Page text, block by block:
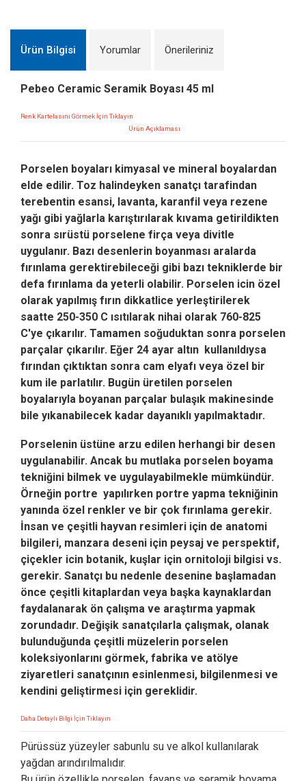
Ürün Bilgisi Yorumlar Önerileriniz
Pebeo Ceramic Seramik Boyası 45 ml
Renk Kartelasını Görmek İçin Tıklayın
Ürün Açıklaması
Porselen boyaları kimyasal ve mineral boyalardan
elde edilir. Toz halindeyken sanatçı tarafindan
terebentin esansi, lavanta, karanfil veya rezene
yağı gibi yağlarla karıştırılarak kıvama getirildikten
sonra sırüstü porselene firça veya divitle
uygulanır. Bazı desenlerin boyanması aralarda
fırınlama gerektirebileceği gibi bazı tekniklerde bir
defa fırınlama da yeterli olabilir. Porselen icin özel
olarak yapılmış fırın dikkatlice yerleştirilerek
saatte 250-350 C ısıtılarak nihai olarak 760-825
C'ye çıkarılır. Tamamen soğuduktan sonra porselen
parçalar çıkarılır. Eğer 24 ayar altın kullanıldıysa
fırından çıktıktan sonra cam elyafı veya özel bir
kum ile parlatılır. Bugün üretilen porselen
boyalarıyla boyanan parçalar bulaşık makinesinde
bile yıkanabilecek kadar dayanıklı yapılmaktadır.
Porselenin üstüne arzu edilen herhangi bir desen
uygulanabilir. Ancak bu mutlaka porselen boyama
tekniğini bilmek ve uygulayabilmekle mümkündür.
Örneğin portre yapılırken portre yapma tekniğinin
yanında özel renkler ve bir çok fırınlama gerekir.
İnsan ve çeşitli hayvan resimleri için de anatomi
bilgileri, manzara deseni için peysaj ve perspektif,
çiçekler icin botanik, kuşlar için ornitoloji bilgisi vs.
gerekir. Sanatçı bu nedenle desenine başlamadan
önce çeşitli kitaplardan veya başka kaynaklardan
faydalanarak ön çalışma ve araştırma yapmak
zorundadır. Değişik sanatçılarla çalışmak, olanak
bulunduğunda çeşitli müzelerin porselen
koleksiyonlarını görmek, fabrika ve atölye
ziyaretleri sanatçının esinlenmesi, bilgilenmesi ve
kendini geliştirmesi için gereklidir.
Daha Detaylı Bilgi İçin Tıklayın
Pürüssüz yüzeyler sabunlu su ve alkol kullanılarak
yağdan arındırılmalıdır.